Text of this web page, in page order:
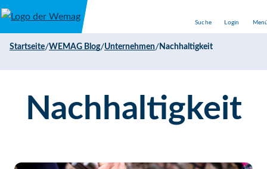
Direkt zum Inhalt
Suche Login
Startseite/WEMAG Blog/Unternehmen/Nachhaltigkeit
Nachhaltigkeit